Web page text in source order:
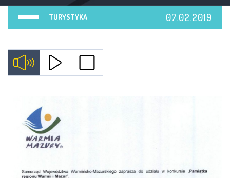
TURYSTYKA 07.02.2019